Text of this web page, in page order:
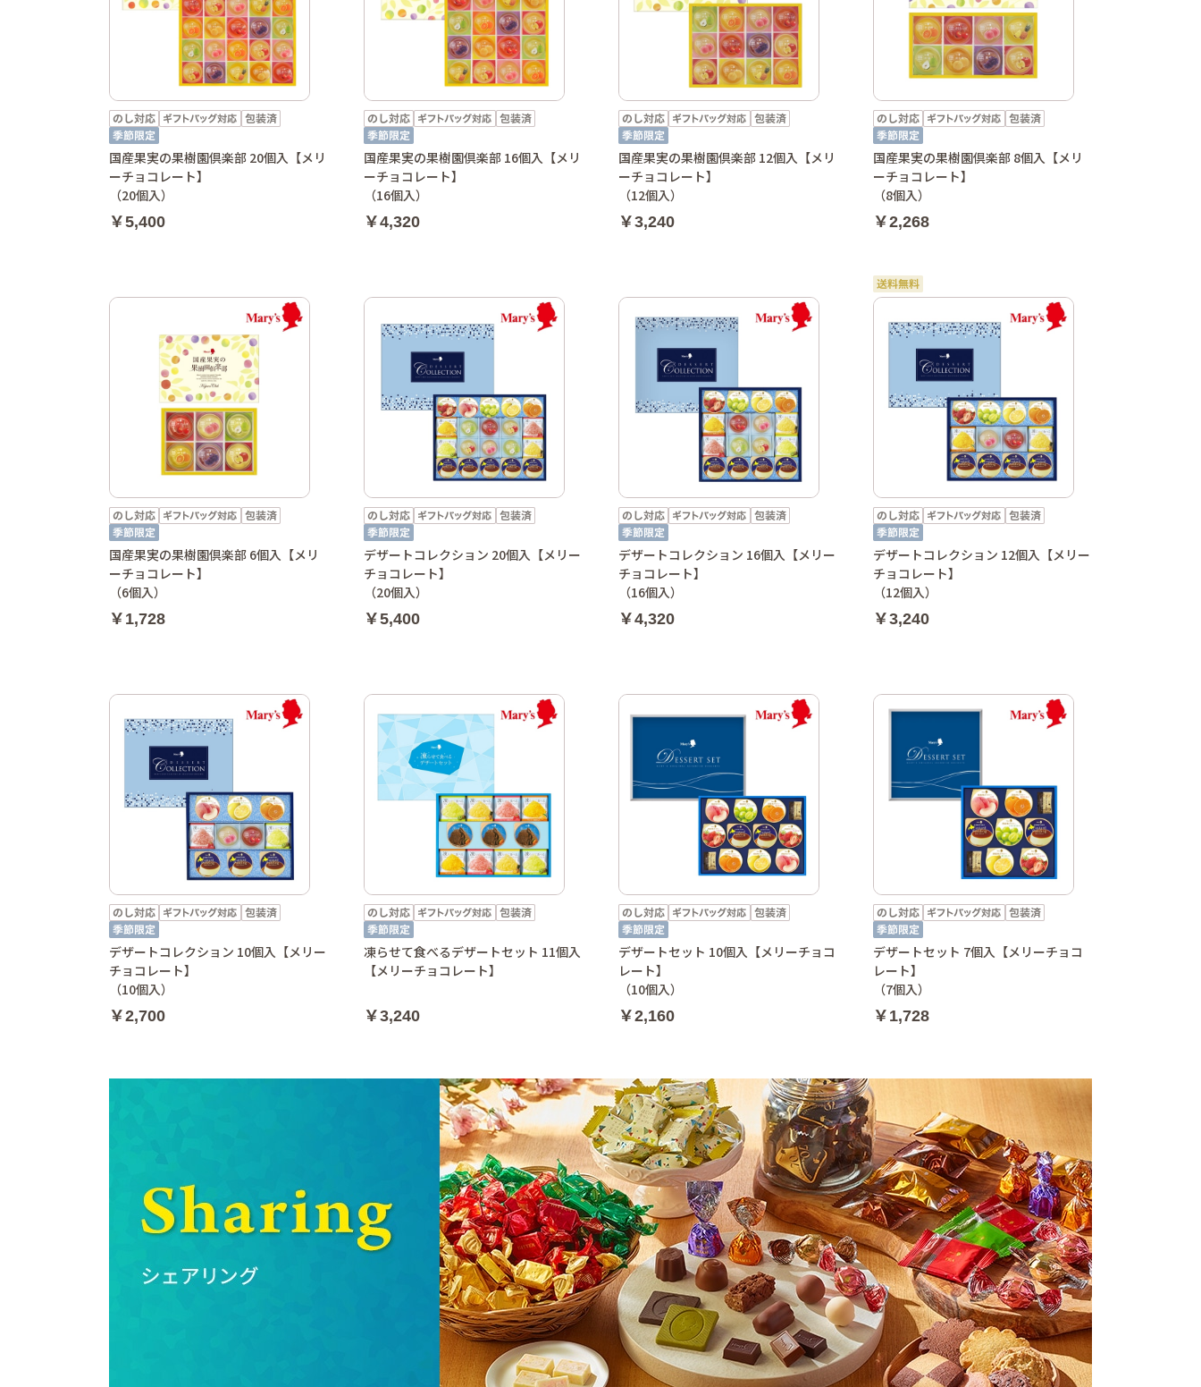
国産果実の果樹園倶楽部 20個入【メリ
ーチョコレート】
（20個入）
￥5,400
国産果実の果樹園倶楽部 16個入【メリ
ーチョコレート】
（16個入）
￥4,320
国産果実の果樹園倶楽部 12個入【メリ
ーチョコレート】
（12個入）
￥3,240
国産果実の果樹園倶楽部 8個入【メリ
ーチョコレート】
（8個入）
￥2,268
国産果実の果樹園倶楽部 6個入【メリ
ーチョコレート】
（6個入）
￥1,728
デザートコレクション 20個入【メリー
チョコレート】
（20個入）
￥5,400
デザートコレクション 16個入【メリー
チョコレート】
（16個入）
￥4,320
デザートコレクション 12個入【メリー
チョコレート】
（12個入）
￥3,240
デザートコレクション 10個入【メリー
チョコレート】
（10個入）
￥2,700
凍らせて食べるデザートセット 11個入
【メリーチョコレート】
￥3,240
デザートセット 10個入【メリーチョコ
レート】
（10個入）
￥2,160
デザートセット 7個入【メリーチョコ
レート】
（7個入）
￥1,728